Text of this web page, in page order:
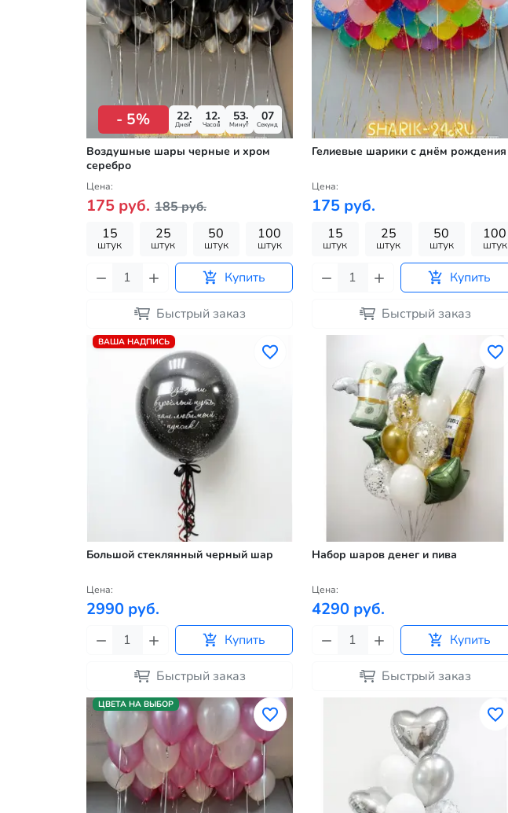
- 5% 22
Дней
12
Часов
53
Минут
05
Секунд
Воздушные шары черные и хром
серебро
Цена:
175 руб. 185 руб.
15
штук
25
штук
50
штук
100
штук
Купить
Быстрый заказ
Гелиевые шарики с днём рождения
Цена:
175 руб.
15
штук
25
штук
50
штук
100
штук
Купить
Быстрый заказ
ВАША НАДПИСЬ
Большой стеклянный черный шар
Цена:
2990 руб.
Купить
Быстрый заказ
Набор шаров денег и пива
Цена:
4290 руб.
Купить
Быстрый заказ
ЦВЕТА НА ВЫБОР